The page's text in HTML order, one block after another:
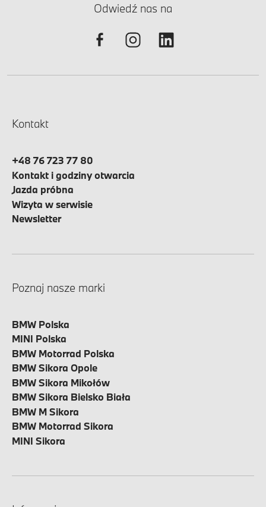
Odwiedź nas na
Kontakt
+48 76 723 77 80
Kontakt i godziny otwarcia
Jazda próbna
Wizyta w serwisie
Newsletter
Poznaj nasze marki
BMW Polska
MINI Polska
BMW Motorrad Polska
BMW Sikora Opole
BMW Sikora Mikołów
BMW Sikora Bielsko Biała
BMW M Sikora
BMW Motorrad Sikora
MINI Sikora